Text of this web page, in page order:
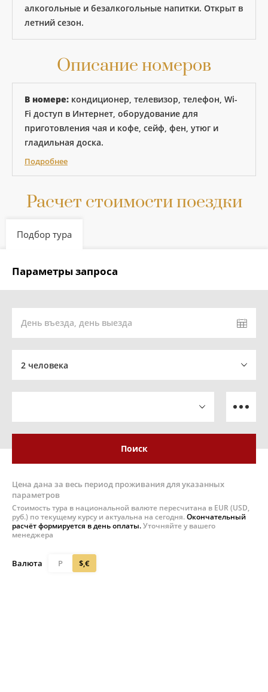
алкогольные и безалкогольные напитки. Открыт в
летний сезон.
Описание номеров
В номере: кондиционер, телевизор, телефон, Wi-
Fi доступ в Интернет, оборудование для
приготовления чая и кофе, сейф, фен, утюг и
гладильная доска.
Подробнее
Расчет стоимости поездки
Подбор тура
Параметры запроса
День въезда, день выезда
2 человека
Поиск
Цена дана за весь период проживания для указанных
параметров
Стоимость тура в национальной валюте пересчитана в EUR (USD,
руб.) по текущему курсу и актуальна на сегодня.Окончательный
расчёт формируется в день оплаты.Уточняйте у вашего
менеджера
Валюта Р $,€